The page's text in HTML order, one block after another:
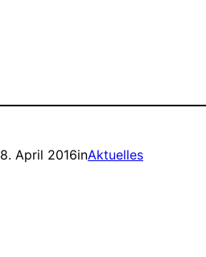
8. April 2016inAktuelles